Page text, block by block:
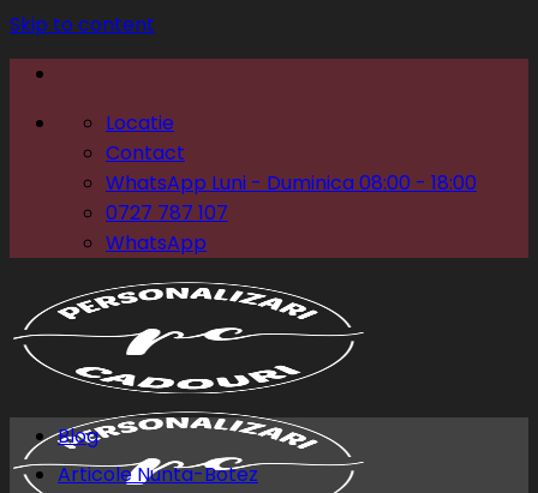
Skip to content
Locatie
Contact
WhatsApp Luni - Duminica 08:00 - 18:00
0727 787 107
WhatsApp
Blog
Articole Nunta-Botez